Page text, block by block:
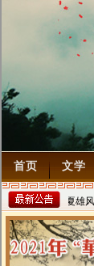
首页 文学
2022年“华夏雄风”
稿2021/8/15